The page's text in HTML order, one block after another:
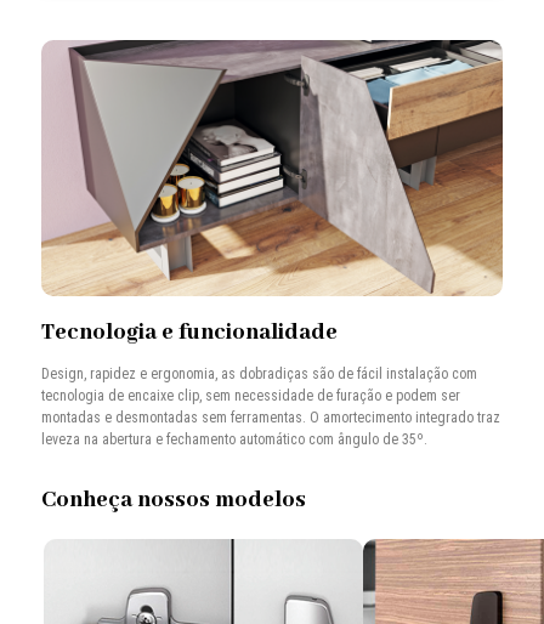
Tecnologia e funcionalidade
Design, rapidez e ergonomia, as dobradiças são de fácil instalação com
tecnologia de encaixe clip, sem necessidade de furação e podem ser
montadas e desmontadas sem ferramentas. O amortecimento integrado traz
leveza na abertura e fechamento automático com ângulo de 35º.
Conheça nossos modelos